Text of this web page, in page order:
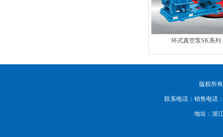
环式真空泵SK系列
版权所
联系电话：销售电话：
地址：浙